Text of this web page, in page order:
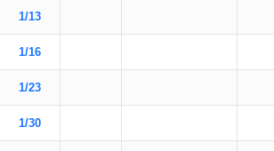
1/13
1/16
1/23
1/30